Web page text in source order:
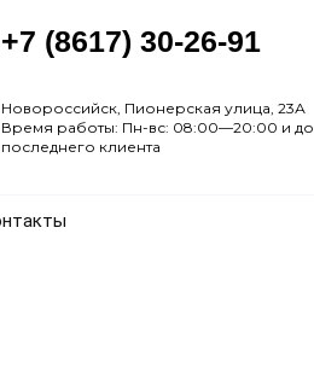
+7 (8617) 30-26-91
Новороссийск, Пионерская улица, 23А
Время работы: Пн-вс: 08:00—20:00 и до
последнего клиента